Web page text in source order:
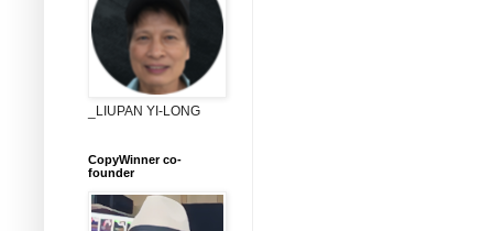
_LIUPAN YI-LONG
CopyWinner co-
founder